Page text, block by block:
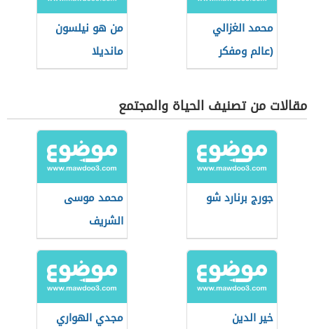
محمد الغزالي
(عالم ومفكر
إسلامي مصري)
من هو نيلسون
مانديلا
مقالات من تصنيف الحياة والمجتمع
جورج برنارد شو
محمد موسى
الشريف
خير الدين
مجدي الهواري